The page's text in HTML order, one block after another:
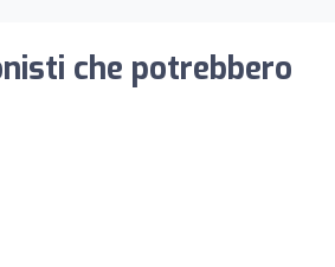
che potrebbero